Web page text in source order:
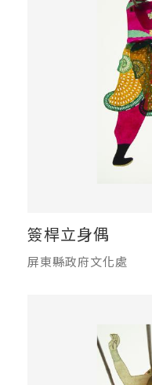
簽桿立身偶
屏東縣政府文化處